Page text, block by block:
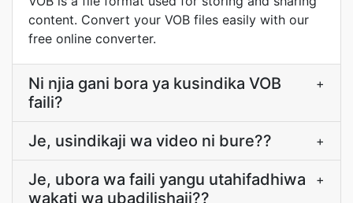
content. Convert your VOB files easily with our
free online converter.
Ni njia gani bora ya kusindika VOB
faili?
+
Je, usindikaji wa video ni bure?? +
Je, ubora wa faili yangu utahifadhiwa
wakati wa ubadilishaji??
+